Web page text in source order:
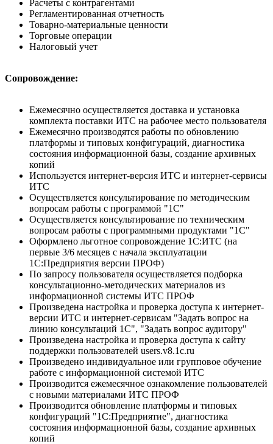
Расчеты с контрагентами
Регламентированная отчетность
Товарно-материальные ценности
Торговые операции
Налоговый учет
Сопровождение:
Ежемесячно осуществляется доставка и установка
комплекта поставки ИТС на рабочее место пользователя
Ежемесячно производятся работы по обновлению
платформы и типовых конфигураций, диагностика
состояния информационной базы, создание архивных
копий
Используется интернет-версия ИТС и интернет-сервисы
ИТС
Осуществляется консультирование по методическим
вопросам работы с программой "1С"
Осуществляется консультирование по техническим
вопросам работы с программными продуктами "1С"
Оформлено льготное сопровождение 1С:ИТС (на
первые 3/6 месяцев с начала эксплуатации
1С:Предприятия версии ПРОФ)
По запросу пользователя осуществляется подборка
консультационно-методических материалов из
информационной системы ИТС ПРОФ
Произведена настройка и проверка доступа к интернет-
версии ИТС и интернет-сервисам "Задать вопрос на
линию консультаций 1С", "Задать вопрос аудитору"
Произведена настройка и проверка доступа к сайту
поддержки пользователей users.v8.1c.ru
Произведено индивидуальное или групповое обучение
работе с информационной системой ИТС
Производится ежемесячное ознакомление пользователей
с новыми материалами ИТС ПРОФ
Производится обновление платформы и типовых
конфигураций "1С:Предприятие", диагностика
состояния информационной базы, создание архивных
копий